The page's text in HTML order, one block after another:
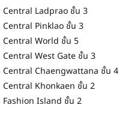
Central Ladprao ชั้น 3
Central Pinklao ชั้น 3
Central World ชั้น 5
Central West Gate ชั้น 3
Central Chaengwattana ชั้น 4
Central Khonkaen ชั้น 2
Fashion Island ชั้น 2